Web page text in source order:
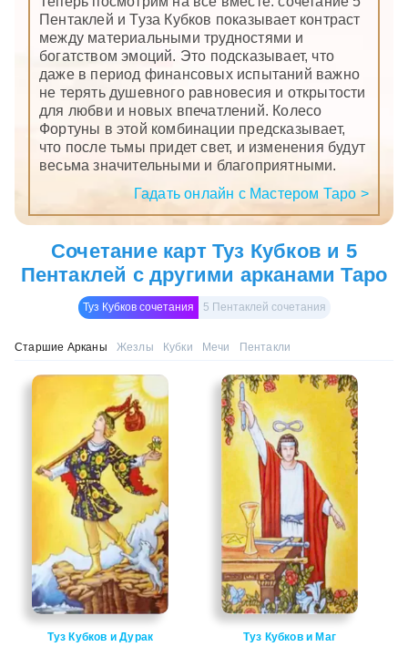
Пентаклей и Туза Кубков показывает контраст
между материальными трудностями и
богатством эмоций. Это подсказывает, что
даже в период финансовых испытаний важно
не терять душевного равновесия и открытости
для любви и новых впечатлений. Колесо
Фортуны в этой комбинации предсказывает,
что после тьмы придет свет, и изменения будут
весьма значительными и благоприятными.
Гадать онлайн с Мастером Таро >
Сочетание карт Туз Кубков и 5
Пентаклей с другими арканами Таро
Туз Кубков сочетания 5 Пентаклей сочетания
Старшие Арканы Жезлы Кубки Мечи Пентакли
Туз Кубков и Дурак Туз Кубков и Маг